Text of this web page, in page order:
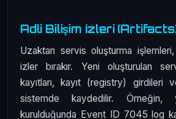
Adli Bilişim İzleri
Uzaktan servis oluşturma
izler bırakır. Yeni oluşturulan
kayıtları, kayıt (registry) girdileri
sistemde kaydedilir.
kurulduğunda Event ID 7045 log